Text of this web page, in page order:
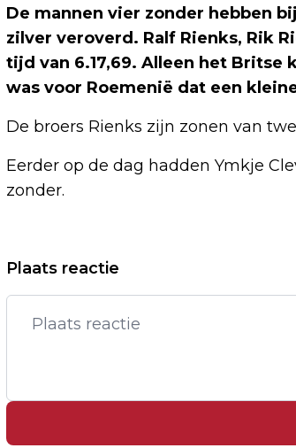
De mannen vier zonder hebben
zilver veroverd. Ralf Rienks, Rik
tijd van 6.17,69. Alleen het Britse
was voor Roemenië dat een
De broers Rienks zijn zonen van
Eerder op de dag hadden Ymkje
zonder.
Vorig artikel
EEUWENOUD GLASMERK
VOOR TIJDELIJKE
Plaats reactie